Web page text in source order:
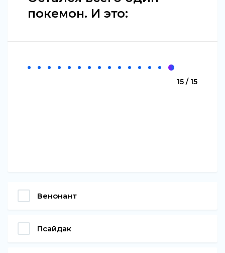
покемон. И это:
15 / 15
Венонант
Псайдак